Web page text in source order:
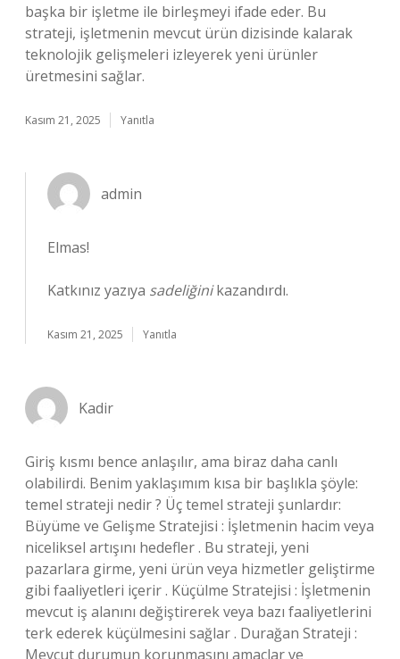
başka bir işletme ile birleşmeyi ifade eder. Bu
strateji, işletmenin mevcut ürün dizisinde kalarak
teknolojik gelişmeleri izleyerek yeni ürünler
üretmesini sağlar.
Kasım 21, 2025 Yanıtla
admin
Elmas!
Katkınız yazıya sadeliğinikazandırdı.
Kasım 21, 2025 Yanıtla
Kadir
Giriş kısmı bence anlaşılır, ama biraz daha canlı
olabilirdi. Benim yaklaşımım kısa bir başlıkla şöyle:
temel strateji nedir ? Üç temel strateji şunlardır:
Büyüme ve Gelişme Stratejisi : İşletmenin hacim veya
niceliksel artışını hedefler . Bu strateji, yeni
pazarlara girme, yeni ürün veya hizmetler geliştirme
gibi faaliyetleri içerir . Küçülme Stratejisi : İşletmenin
mevcut iş alanını değiştirerek veya bazı faaliyetlerini
terk ederek küçülmesini sağlar . Durağan Strateji :
Mevcut durumun korunmasını amaçlar ve